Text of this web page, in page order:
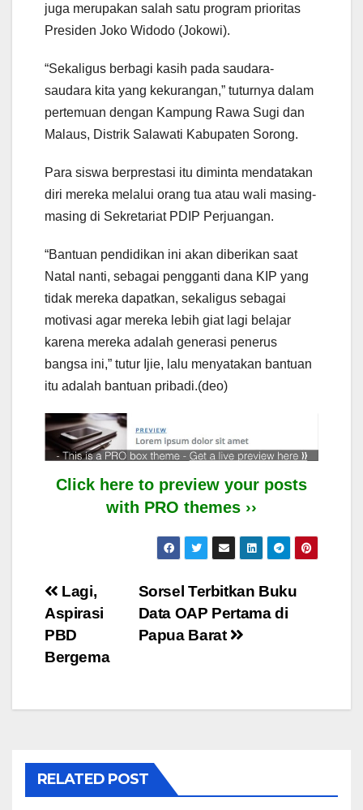
juga merupakan salah satu program prioritas
Presiden Joko Widodo (Jokowi).
“Sekaligus berbagi kasih pada saudara-
saudara kita yang kekurangan,” tuturnya dalam
pertemuan dengan Kampung Rawa Sugi dan
Malaus, Distrik Salawati Kabupaten Sorong.
Para siswa berprestasi itu diminta mendatakan
diri mereka melalui orang tua atau wali masing-
masing di Sekretariat PDIP Perjuangan.
“Bantuan pendidikan ini akan diberikan saat
Natal nanti, sebagai pengganti dana KIP yang
tidak mereka dapatkan, sekaligus sebagai
motivasi agar mereka lebih giat lagi belajar
karena mereka adalah generasi penerus
bangsa ini,” tutur Ijie, lalu menyatakan bantuan
itu adalah bantuan pribadi.(deo)
Click here to preview your posts
with PRO themes ››
Post
navigation
Sorsel Terbitkan Buku
Data OAP Pertama di
Papua Barat
Lagi,
Aspirasi
PBD
Bergema
RELATED POST